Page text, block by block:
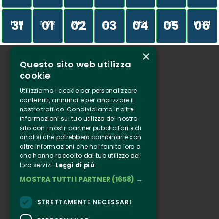
LUN
31 MAR
01 MER
02 GIO
03 VEN
04 SAB
05 DOM
06
Chi siamo
Tenuta Selvaggia
Contatti
Biglietteria
Clappit
Informazione
Seguici
Facebook
×
Questo sito web utilizza
cookie
Utilizziamo i cookie per personalizzare
contenuti, annunci e per analizzare il
nostro traffico. Condividiamo inoltre
informazioni sul tuo utilizzo del nostro
sito con i nostri partner pubblicitari e di
analisi che potrebbero combinarle con
altre informazioni che hai fornito loro o
che hanno raccolto dal tuo utilizzo dei
loro servizi. Leggi di più
MOSTRA TUTTI I PARTNER (1658) →
STRETTAMENTE NECESSARI